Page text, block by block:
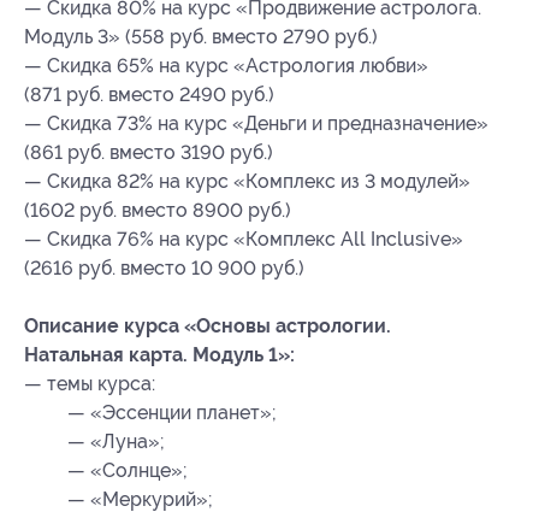
— Скидка 80% на курс «Продвижение астролога.
Модуль 3» (558 руб. вместо 2790 руб.)
— Скидка 65% на курс «Астрология любви»
(871 руб. вместо 2490 руб.)
— Скидка 73% на курс «Деньги и предназначение»
(861 руб. вместо 3190 руб.)
— Скидка 82% на курс «Комплекс из 3 модулей»
(1602 руб. вместо 8900 руб.)
— Скидка 76% на курс «Комплекс All Inclusive»
(2616 руб. вместо 10 900 руб.)
Описание курса «Основы астрологии.
Натальная карта. Модуль 1»:
— темы курса:
— «Эссенции планет»;
— «Луна»;
— «Солнце»;
— «Меркурий»;